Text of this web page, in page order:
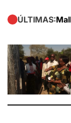
ÚLTIMAS: